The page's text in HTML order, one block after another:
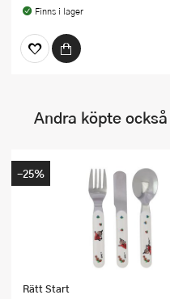
Finns i lager
Andra köpte också
Rätt Start
-25%